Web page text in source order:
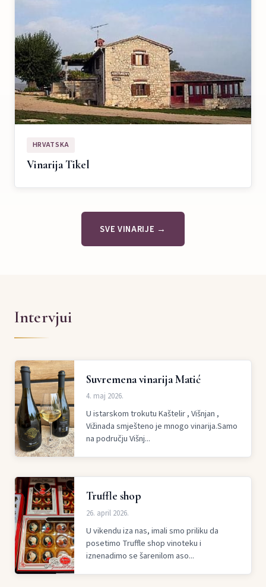
HRVATSKA
Vinarija Tikel
SVE VINARIJE →
Intervjui
Suvremena vinarija Matić
4. maj 2026.
U istarskom trokutu Kaštelir , Višnjan ,
Vižinada smješteno je mnogo vinarija.Samo
na području Višnj...
Truffle shop
26. april 2026.
U vikendu iza nas, imali smo priliku da
posetimo Truffle shop vinoteku i
iznenadimo se šarenilom aso...